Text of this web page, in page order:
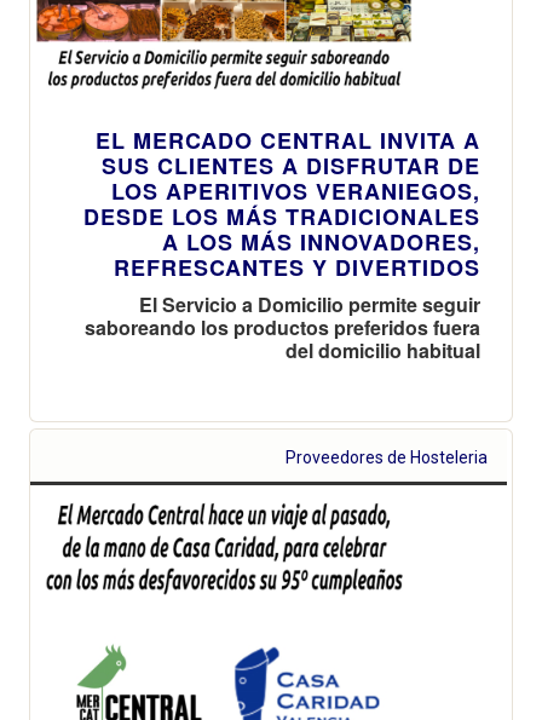
EL MERCADO CENTRAL INVITA A
SUS CLIENTES A DISFRUTAR DE
LOS APERITIVOS VERANIEGOS,
DESDE LOS MÁS TRADICIONALES
A LOS MÁS INNOVADORES,
REFRESCANTES Y DIVERTIDOS
El Servicio a Domicilio permite seguir
saboreando los productos preferidos fuera
del domicilio habitual
Proveedores de Hosteleria